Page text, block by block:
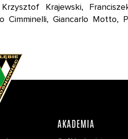
Krajewski,
Cimminelli, Giancarlo Motto,
AKADEMIA